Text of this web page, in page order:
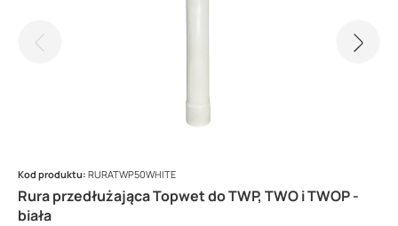
Rura przedłużająca Topwet do TWP, TWO i TWOP -
biała
Kod produktu: RURATWP50WHITE